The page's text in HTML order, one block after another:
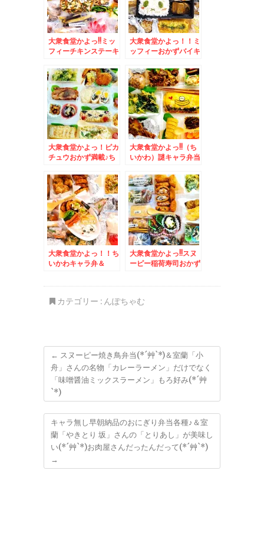
大衆食堂かよっ!!ミッ
フィーチキンステーキ
庵」さんの「辛子明太
のり弁当」＆「なめこ
そば温」ネギ食べ放題
がありがたい～
大衆食堂かよっ！！ミ
ッフィーおかずバイキ
援！福井県ソウルフー
ド越前銘菓「水羊か
ん」うまっ(*´艸`*)
大衆食堂かよっ！ピカ
チュウおかず満載♪ち
も♪＆道東の中札内村
「ファームレストラン
野島さんち」の「ポー
クジンジャーステー
キ」美味(*´艸`*)
大衆食堂かよっ!!（ち
いかわ）謎キャラ弁当
竹葉亭」さんの「醤油
ラーメン」初めての
味！！(*´艸`*)
大衆食堂かよっ！！ち
いかわキャラ弁＆
の「プレーン」食パン
大衆食堂かよっ!!スヌ
ーピー稲荷寿司おかず
パ最強絶品廻らないお
カテゴリー : んぽちゃむ
← スヌーピー焼き鳥弁当(*´艸`*)＆室蘭「小
舟」さんの名物「カレーラーメン」だけでなく
「味噌醤油ミックスラーメン」もろ好み(*´艸
`*)
キャラ無し早朝納品のおにぎり弁当各種♪＆室
蘭「やきとり 坂」さんの「とりあし」が美味し
い(*´艸`*)お肉屋さんだったんだって(*´艸`*)
→